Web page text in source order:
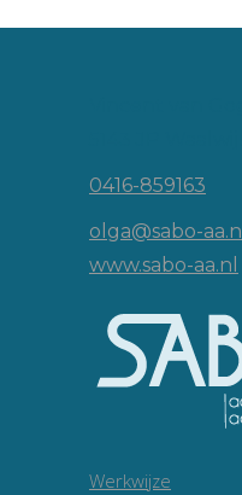
0416-859163
olga@sabo-aa.nl
www.sabo-aa.nl
Werkwijze